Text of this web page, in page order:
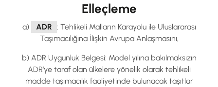
Elleçleme
a) ADR : Tehlikeli Malların Karayolu ile Uluslararası
Taşımacılığına İlişkin Avrupa Anlaşmasını,
b) ADR Uygunluk Belgesi: Model yılına bakılmaksızın
ADR’ye taraf olan ülkelere yönelik olarak tehlikeli
madde taşımacılık faaliyetinde bulunacak taşıtlar